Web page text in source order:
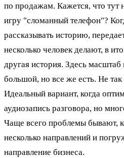
по продажам. Кажется, что тут
игру "сломанный телефон"?
рассказывать историю,
несколько человек делают, в
другая история. Здесь
большой, но все же есть. Не
Идеальный вариант, когда
аудиозапись разговора, но
Чаще всего проблемы бывают,
несколько направлений и
направление бизнеса.